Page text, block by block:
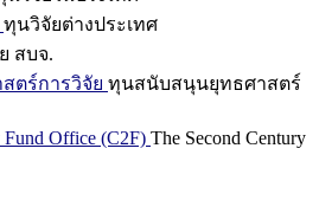
ทุนวิจัยต่างประเทศ
สบจ.
ตร์การวิจัย ทุนสนับสนุนยุทธศาสตร์
Fund Office (C2F) The Second Century